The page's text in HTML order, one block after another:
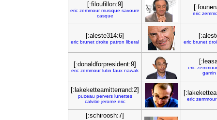
[:filoufillon:9]
eric zemmour musique savoure
casque
eric
[:aleste314:6]
eric brunet droite patron liberal eric brunet
[:donaldforpresident:9]
eric zemmour lutin faux nawak
eric zemmour
gamin
[:lakeketteamitterrand:2]
puceau pervers lunettes
calvitie jerome eric eric zemmour
[:schiroosh:7]